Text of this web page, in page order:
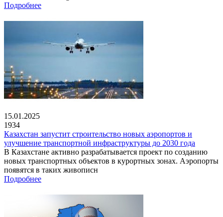
Подробнее
15.01.2025
1934
Казахстан запустит строительство новых аэропортов и
улучшение транспортной инфраструктуры до 2030 года
В Казахстане активно разрабатывается проект по созданию
новых транспортных объектов в курортных зонах. Аэропорты
появятся в таких живописн
Подробнее